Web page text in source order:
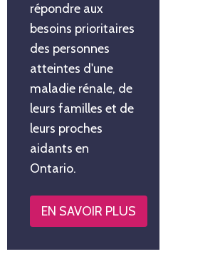
répondre aux
besoins prioritaires
des personnes
atteintes d'une
maladie rénale, de
leurs familles et de
leurs proches
aidants en
Ontario.
EN SAVOIR PLUS